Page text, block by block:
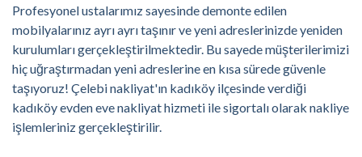
Profesyonel ustalarımız sayesinde demonte edilen
mobilyalarınız ayrı ayrı taşınır ve yeni adreslerinizde yeniden
kurulumları gerçekleştirilmektedir. Bu sayede müşterilerimizi
hiç uğraştırmadan yeni adreslerine en kısa sürede güvenle
taşıyoruz! Çelebi nakliyat'ın kadıköy ilçesinde verdiği
kadıköy evden eve nakliyat hizmeti ile sigortalı olarak nakliye
işlemleriniz gerçekleştirilir.